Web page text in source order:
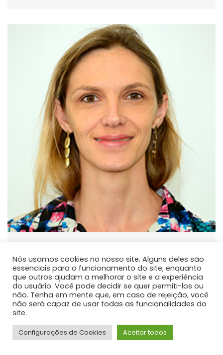
Guimaraes
PROFESSOR DE ENSINO SUPERIOR
Atua principalmente nas seguintes linhas de pesquisa:
Modelagem do Crescimento e da Produção e Manejo
Florestal.
Nós usamos cookies no nosso site. Alguns deles são
essenciais para o funcionamento do site, enquanto
que outros ajudam a melhorar o site e a experiência
do usuário. Você pode decidir se quer permiti-los ou
não. Tenha em mente que, em caso de rejeição, você
não será capaz de usar todas as funcionalidades do
site.
Configurações de Cookies Aceitar todos